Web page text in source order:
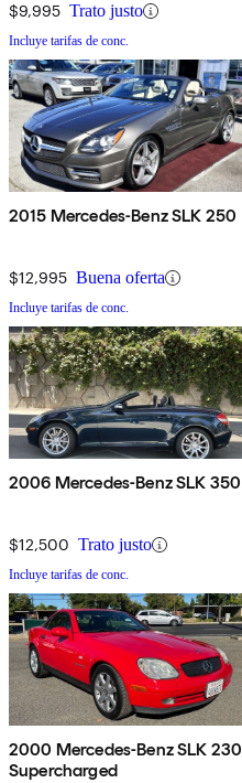
$9,995 Trato justo
Incluye tarifas de conc.
2015 Mercedes-Benz SLK 250
$12,995 Buena oferta
Incluye tarifas de conc.
2006 Mercedes-Benz SLK 350
$12,500 Trato justo
Incluye tarifas de conc.
2000 Mercedes-Benz SLK 230
Supercharged